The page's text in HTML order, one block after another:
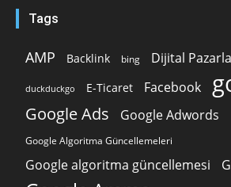
Tags
AMP Backlink bing Dijital
duckduckgo E-Ticaret Facebook
Google Ads Google Adwords
Google Algoritma Güncellemeleri
Google algoritma güncellemesi